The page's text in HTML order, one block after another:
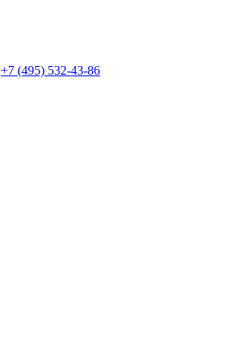
+7 (495) 532-43-86